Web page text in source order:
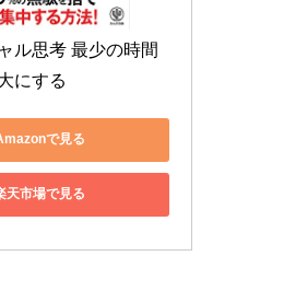
ル思考 最少の時間
にする
で見る
天市場で見る